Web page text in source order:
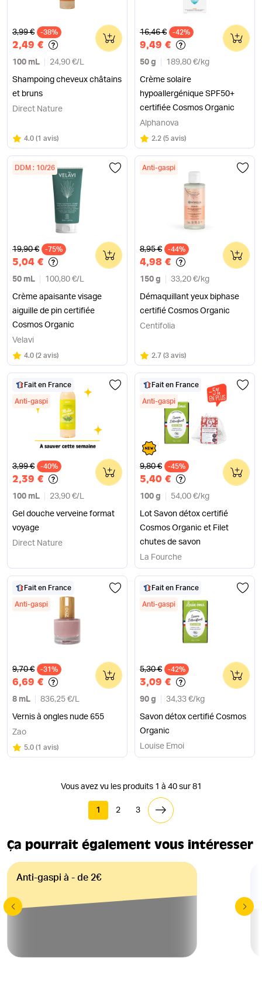
Ancien prix
3,99 € -38%
2,49 €
100 mL 24,90 €/ L
Shampoing cheveux châtains
et bruns
0
Direct Nature
Note
4.0 sur 5
(1 avis)
Ancien prix
16,46 € -42%
9,49 €
50 g 189,80 €/ kg
Crème solaire
hypoallergénique SPF50+
certifiée Cosmos Organic
0
Alphanova
Note
2.2 sur 5
(5 avis)
DDM : 10/26
Ancien prix
19,90 € -75%
5,04 €
50 mL 100,80 €/ L
Crème apaisante visage
aiguille de pin certifiée
Cosmos Organic
0
Velavi
Note
4.0 sur 5
(2 avis)
Anti-gaspi
Ancien prix
8,95 € -44%
4,98 €
150 g 33,20 €/ kg
Démaquillant yeux biphase
certifié Cosmos Organic
0
Centifolia
Note
2.7 sur 5
(3 avis)
Fait en France
Anti-gaspi
Ancien prix
3,99 € -40%
2,39 €
100 mL 23,90 €/ L
Gel douche verveine format
voyage
0
Direct Nature
Fait en France
Anti-gaspi
Ancien prix
9,80 € -45%
5,40 €
100 g 54,00 €/ kg
Lot Savon détox certifié
Cosmos Organic et Filet
chutes de savon
0
La Fourche
Fait en France
Anti-gaspi
Ancien prix
9,70 € -31%
6,69 €
8 mL 836,25 €/ L
Vernis à ongles nude 655
0
Zao
Note
5.0 sur 5
(1 avis)
Fait en France
Anti-gaspi
Ancien prix
5,30 € -42%
3,09 €
90 g 34,33 €/ kg
Savon détox certifié Cosmos
Organic
0
Louise Emoi
Vous avez vu les produits 1 à 40 sur 81
1 2 3
Ça pourrait également vous intéresser
Anti-gaspi à - de 2€